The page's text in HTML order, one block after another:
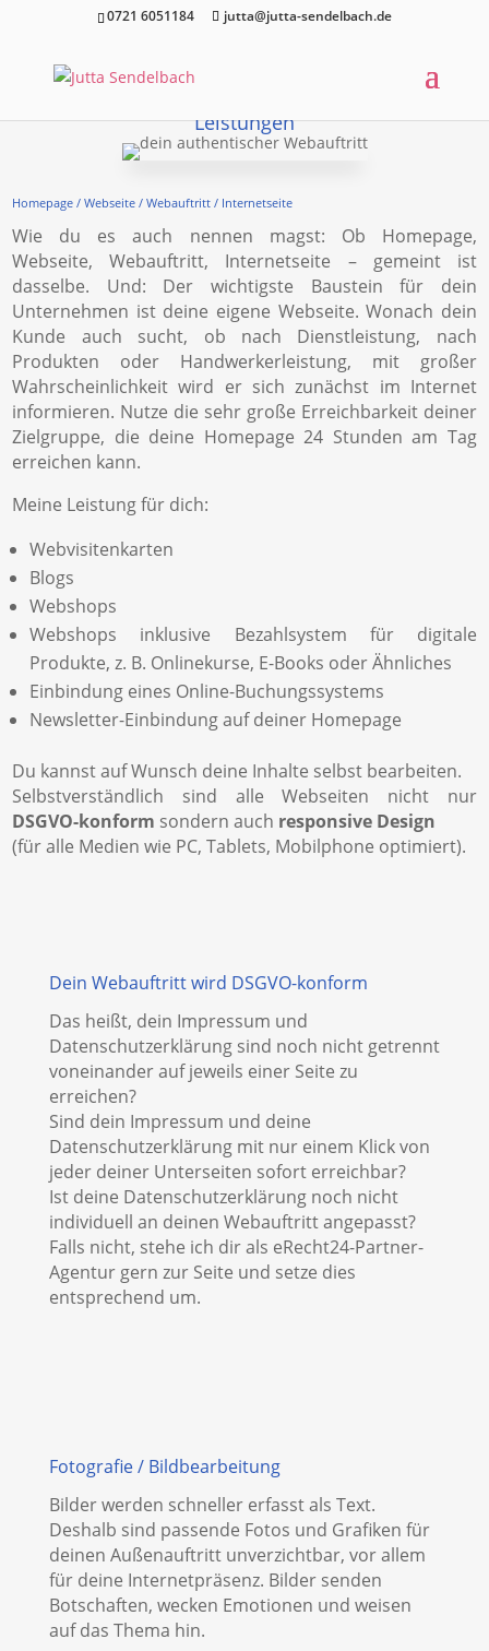
0721 6051184 jutta@jutta-sendelbach.de
Leistungen
Homepage / Webseite / Webauftritt / Internetseite
Wie du es auch nennen magst: Ob Homepage,
Webseite, Webauftritt, Internetseite – gemeint ist
dasselbe. Und: Der wichtigste Baustein für dein
Unternehmen ist deine eigene Webseite. Wonach dein
Kunde auch sucht, ob nach Dienstleistung, nach
Produkten oder Handwerkerleistung, mit großer
Wahrscheinlichkeit wird er sich zunächst im Internet
informieren. Nutze die sehr große Erreichbarkeit deiner
Zielgruppe, die deine Homepage 24 Stunden am Tag
erreichen kann.
Meine Leistung für dich:
Webvisitenkarten
Blogs
Webshops
Webshops inklusive Bezahlsystem für digitale
Produkte, z. B. Onlinekurse, E-Books oder Ähnliches
Einbindung eines Online-Buchungssystems
Newsletter-Einbindung auf deiner Homepage
Du kannst auf Wunsch deine Inhalte selbst bearbeiten.
Selbstverständlich sind alle Webseiten nicht nur
DSGVO-konform sondern auch responsive Design
(für alle Medien wie PC, Tablets, Mobilphone optimiert).
Dein Webauftritt wird DSGVO-konform
Das heißt, dein Impressum und
Datenschutzerklärung sind noch nicht getrennt
voneinander auf jeweils einer Seite zu
erreichen?
Sind dein Impressum und deine
Datenschutzerklärung mit nur einem Klick von
jeder deiner Unterseiten sofort erreichbar?
Ist deine Datenschutzerklärung noch nicht
individuell an deinen Webauftritt angepasst?
Falls nicht, stehe ich dir als eRecht24-Partner-
Agentur gern zur Seite und setze dies
entsprechend um.
Fotografie / Bildbearbeitung
Bilder werden schneller erfasst als Text.
Deshalb sind passende Fotos und Grafiken für
deinen Außenauftritt unverzichtbar, vor allem
für deine Internetpräsenz. Bilder senden
Botschaften, wecken Emotionen und weisen
auf das Thema hin.